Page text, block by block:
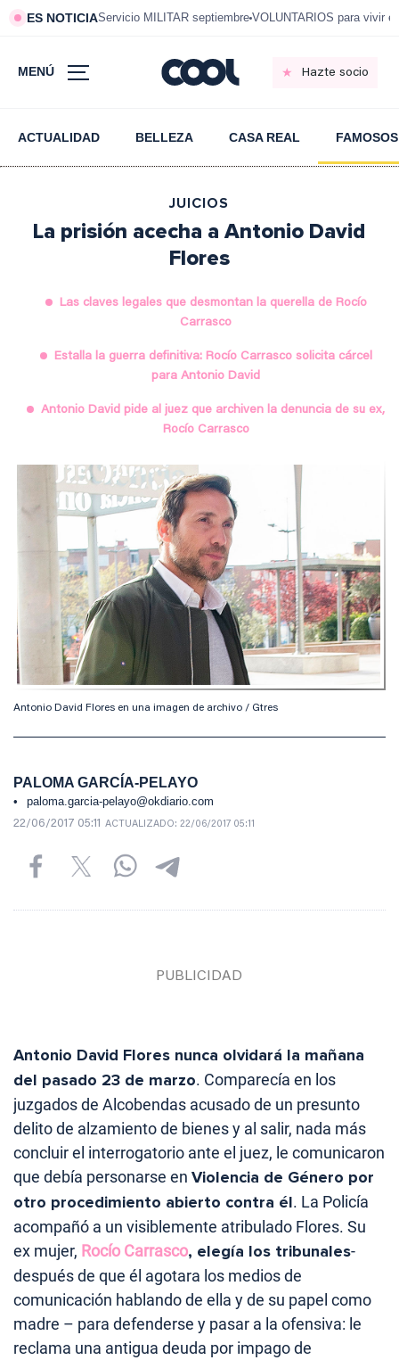
ES NOTICIAServicio MILITAR septiembre VOLUNTARIOS para vivir
MENÚ Hazte socio
ACTUALIDAD BELLEZA CASA REAL FAMOSOS
JUICIOS
La prisión acecha a Antonio David
Flores
Las claves legales que desmontan la querella de Rocío
Carrasco
Estalla la guerra definitiva: Rocío Carrasco solicita cárcel
para Antonio David
Antonio David pide al juez que archiven la denuncia de su ex,
Rocío Carrasco
Antonio David Flores en una imagen de archivo / Gtres
PALOMA GARCÍA-PELAYO
paloma.garcia-pelayo@okdiario.com
22/06/2017 05:11 ACTUALIZADO: 22/06/2017 05:11
Antonio David Flores nunca olvidará la mañana
del pasado 23 de marzo. Comparecía en los
juzgados de Alcobendas acusado de un presunto
delito de alzamiento de bienes y al salir, nada más
concluir el interrogatorio ante el juez, le comunicaron
que debía personarse en Violencia de Género por
otro procedimiento abierto contra él. La Policía
acompañó a un visiblemente atribulado Flores. Su
ex mujer, Rocío Carrasco, elegía los tribunales-
después de que él agotara los medios de
comunicación hablando de ella y de su papel como
madre – para defenderse y pasar a la ofensiva: le
reclama una antigua deuda por impago de